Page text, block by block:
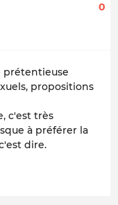
0
prétentieuse
propositions
c'est très
à préférer la
dire.